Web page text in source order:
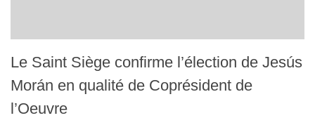
Le Saint Siège confirme l’élection de Jesús
Morán en qualité de Coprésident de
l’Oeuvre